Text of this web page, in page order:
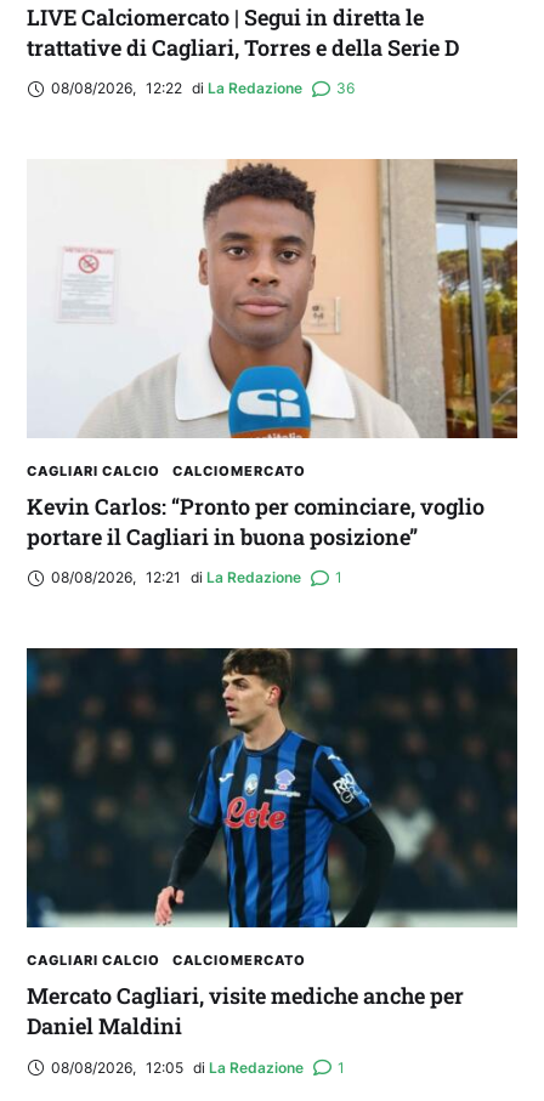
LIVE Calciomercato | Segui in diretta le
trattative di Cagliari, Torres e della Serie D
08/08/2026, 12:22 di La Redazione 36
CAGLIARI CALCIO CALCIOMERCATO
Kevin Carlos: “Pronto per cominciare, voglio
portare il Cagliari in buona posizione”
08/08/2026, 12:21 di La Redazione 1
CAGLIARI CALCIO CALCIOMERCATO
Mercato Cagliari, visite mediche anche per
Daniel Maldini
08/08/2026, 12:05 di La Redazione 1